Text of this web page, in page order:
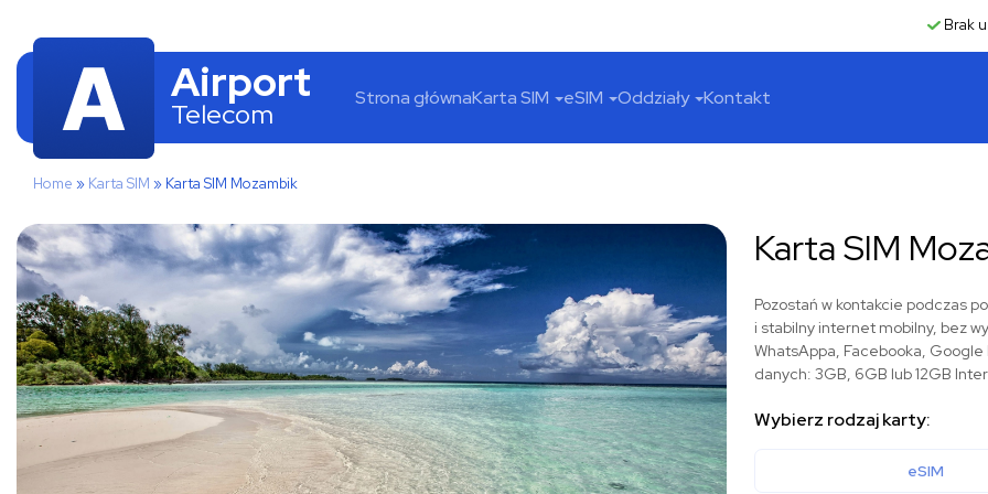
Brak
Airport
Telecom Strona głównaKarta SIM eSIM Oddziały Kontakt
Home » Karta SIM » Karta SIM Mozambik
Karta SIM
Pozostań w kontakcie podczas
i stabilny internet mobilny, bez
WhatsAppa, Facebooka,
danych: 3GB, 6GB lub 12GB
Wybierz rodzaj karty:
eSIM